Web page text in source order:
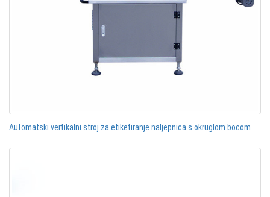
Automatski vertikalni stroj za etiketiranje naljepnica s okruglom bocom